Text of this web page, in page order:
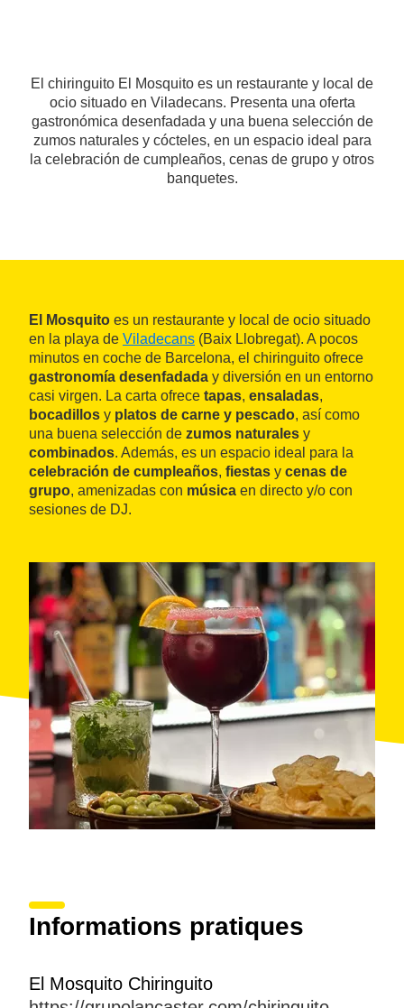
El chiringuito El Mosquito es un restaurante y local de
ocio situado en Viladecans. Presenta una oferta
gastronómica desenfadada y una buena selección de
zumos naturales y cócteles, en un espacio ideal para
la celebración de cumpleaños, cenas de grupo y otros
banquetes.
El Mosquito es un restaurante y local de ocio situado
en la playa de Viladecans (Baix Llobregat). A pocos
minutos en coche de Barcelona, el chiringuito ofrece
gastronomía desenfadada y diversión en un entorno
casi virgen. La carta ofrece tapas, ensaladas,
bocadillos y platos de carne y pescado, así como
una buena selección de zumos naturales y
combinados. Además, es un espacio ideal para la
celebración de cumpleaños, fiestas y cenas de
grupo, amenizadas con música en directo y/o con
sesiones de DJ.
Informations pratiques
El Mosquito Chiringuito